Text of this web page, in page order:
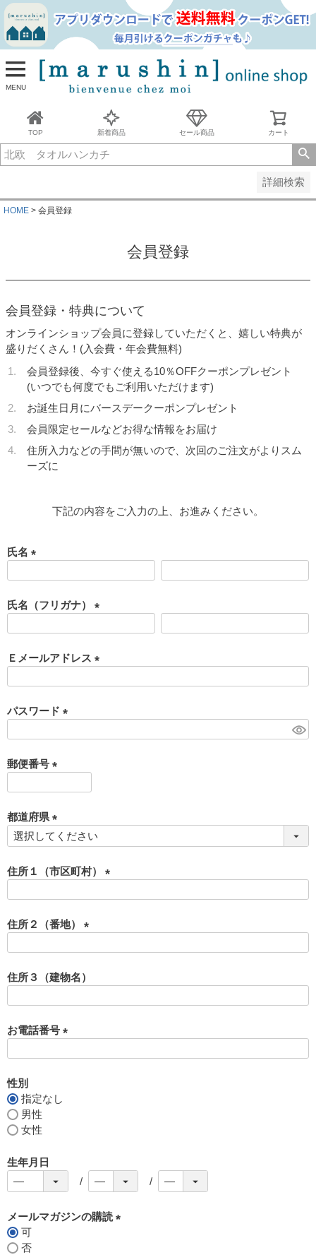
MENU
TOP 新着商品 セール商品 カート
詳細検索
並び順
新着順
古い順
価格が安い順
価格が高い順
キーワードヒット順
HOME 会員登録
会員登録
会員登録・特典について
オンラインショップ会員に登録していただくと、嬉しい特典が
盛りだくさん！(入会費・年会費無料)
会員登録後、今すぐ使える10％OFFクーポンプレゼント
(いつでも何度でもご利用いただけます)
お誕生日月にバースデークーポンプレゼント
会員限定セールなどお得な情報をお届け
住所入力などの手間が無いので、次回のご注文がよりスム
ーズに
下記の内容をご入力の上、お進みください。
氏名
須
氏名（フリガナ）
須
Ｅメールアドレス
パスワード
郵便番号
須
)
都道府県
(
須
)
住所１（市区町村）
住所２（番地）
須
住所３（建物名）
お電話番号
性別
指定なし
男性
女性
生年月日
メールマガジンの購読
可
否